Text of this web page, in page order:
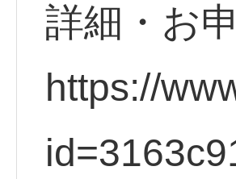
詳細・
https://